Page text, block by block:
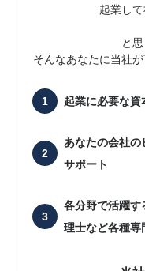
起業し
と
そんなあなたに当社
起業に必要な資
あなたの会社の
サポート
各分野で活躍す
理士など各種専